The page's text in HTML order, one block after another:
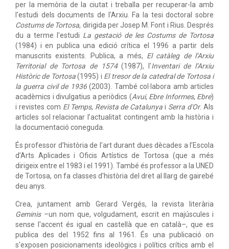
per la memòria de la ciutat i treballa per recuperar-la amb
l'estudi dels documents de l'Arxiu. Fa la tesi doctoral sobre
Costums de Tortosa, dirigida per Josep M. Font i Rius. Després
du a terme l'estudi La gestació de les Costums de Tortosa
(1984) i en publica una edició crítica el 1996 a partir dels
manuscrits existents. Publica, a més, El catàleg de l’Arxiu
Territorial de Tortosa de 1574(1987), l'Inventari de l’Arxiu
Històric de Tortosa(1995) i El tresor de la catedral de Tortosa i
la guerra civil de 1936(2003). També col·labora amb articles
acadèmics i divulgatius a periòdics (Avui, Ebre Informes, Ebre)
i revistes com El Temps, Revista de Catalunyai Serra d'Or. Als
articles sol relacionar l’actualitat contingent amb la història i
la documentació coneguda.
És professor d'història de l'art durant dues dècades a l’Escola
d’Arts Aplicades i Oficis Artístics de Tortosa (que a més
dirigeix entre el 1983 i el 1991). També és professor a la UNED
de Tortosa, on fa classes d'història del dret al llarg de gairebé
deu anys.
Crea, juntament amb Gerard Vergés, la revista literària
Geminis –un nom que, volgudament, escrit en majúscules i
sense l'accent és igual en castellà que en català–, que es
publica des del 1952 fins al 1961. És una publicació on
s'exposen posicionaments ideològics i polítics crítics amb el